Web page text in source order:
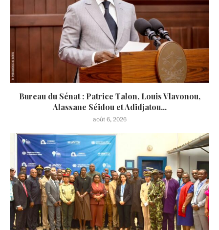
Bureau du Sénat : Patrice Talon, Louis Vlavonou,
Alassane Séidou et Adidjatou...
août 6, 2026